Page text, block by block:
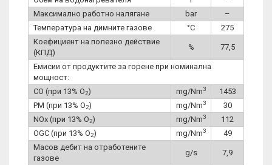
Максимално работно налягане
bar
–
Температура на димните газове
°C
275
Коефициент на полезно действие
(КПД)
% 77,5
Емисии от продуктите за горене при номинална
мощност:
CO (при 13% O2) mg/Nm3
1453
PM (при 13% O2) mg/Nm3
30
NOx (при 13% O2) mg/Nm3
112
OGC (при 13% O2) mg/Nm3
49
Масов дебит на отработените
газове
g/s 7,9